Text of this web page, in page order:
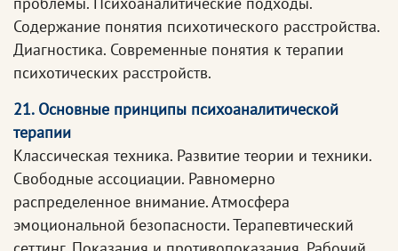
Содержание понятия психотического расстройства.
Диагностика. Современные понятия к терапии
психотических расстройств.
21. Основные принципы психоаналитической
терапии
Классическая техника. Развитие теории и техники.
Свободные ассоциации. Равномерно
распределенное внимание. Атмосфера
эмоциональной безопасности. Терапевтический